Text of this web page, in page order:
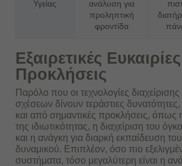
Υγείας
ανάλυση για
προληπτική
φροντίδα
Εξαιρετικές
Προκλήσεις
Παρόλο που οι τεχνολογίες
σχέσεων δίνουν τεράστιες
και από σημαντικές προκλήσεις, όπως
της ιδιωτικότητας, η διαχείριση του
και η ανάγκη για διαρκή εκπαίδευση
δυναμικού. Επιπλέον, όσο πιο
συστήματα, τόσο μεγαλύτερη είναι η